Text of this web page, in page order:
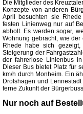
Die Mitglieder des
Konzepte von anderen
April besuchten sie
festen Linienweg nur auf
abholt. Es werden sogar,
Wohnung gebracht, wie der
Rhede habe sich
Steigerung der
der fahrerlose Linienbus
Dieser Bus bietet Platz für
km/h durch Monheim. Ein
Drolshagen und
ferne Zukunft der
Nur noch auf